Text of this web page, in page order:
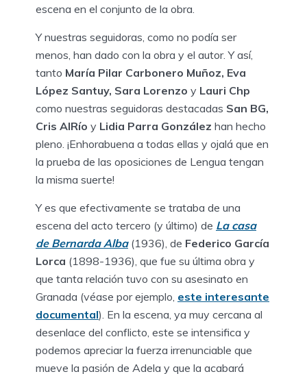
escena en el conjunto de la obra.
Y nuestras seguidoras, como no podía ser
menos, han dado con la obra y el autor. Y así,
tanto María Pilar Carbonero Muñoz, Eva
López Santuy, Sara Lorenzo y Lauri Chp
como nuestras seguidoras destacadas San BG,
Cris AlRío y Lidia Parra González han hecho
pleno. ¡Enhorabuena a todas ellas y ojalá que en
la prueba de las oposiciones de Lengua tengan
la misma suerte!
Y es que efectivamente se trataba de una
escena del acto tercero (y último) de La casa
de Bernarda Alba(1936), de Federico García
Lorca (1898-1936), que fue su última obra y
que tanta relación tuvo con su asesinato en
Granada (véase por ejemplo, este interesante
documental). En la escena, ya muy cercana al
desenlace del conflicto, este se intensifica y
podemos apreciar la fuerza irrenunciable que
mueve la pasión de Adela y que la acabará